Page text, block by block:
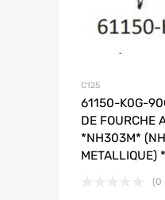
C125
61150-K0G-
DE FOURCHE
*NH303M*
METALLIQUE)
(0